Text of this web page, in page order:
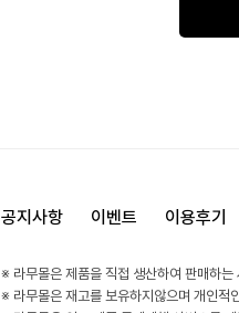
공지사항 이벤트 이용후기
※ 라무몰은 제품을 직접 생산하여 판매하
※ 라무몰은 재고를 보유하지않으며 개인적